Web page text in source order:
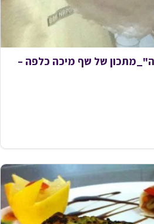
של שף מיכה כלפה –